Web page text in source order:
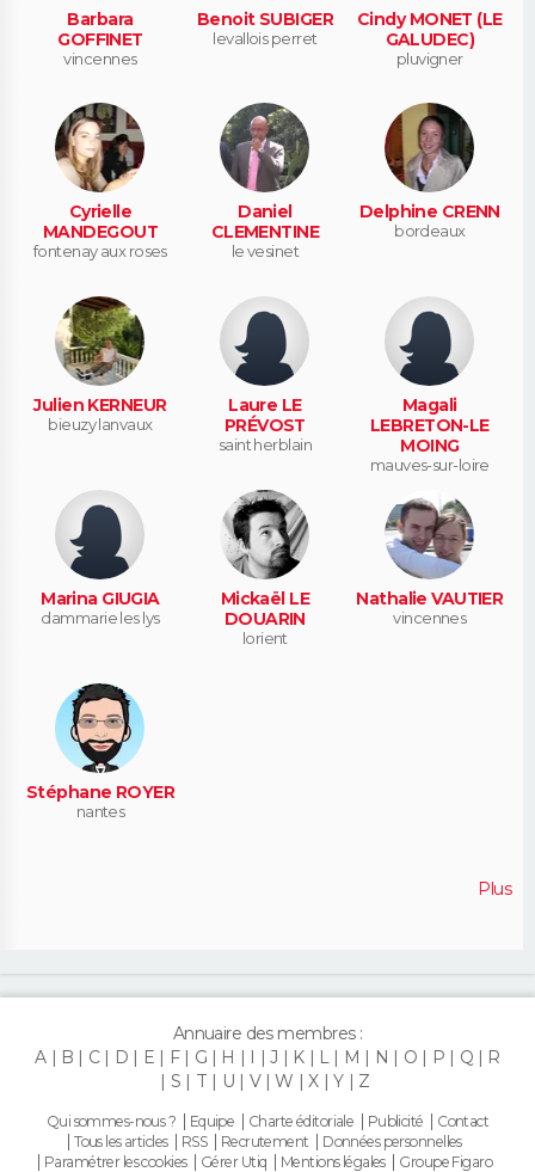
Barbara
GOFFINET
vincennes
Benoit SUBIGER
levallois perret
Cindy MONET (LE
GALUDEC)
pluvigner
Cyrielle
MANDEGOUT
fontenay aux roses
Daniel
CLEMENTINE
le vesinet
Delphine CRENN
bordeaux
Julien KERNEUR
bieuzy lanvaux
Laure LE
PRÉVOST
saint herblain
Magali
LEBRETON-LE
MOING
mauves-sur-loire
Marina GIUGIA
dammarie les lys
Mickaël LE
DOUARIN
lorient
Nathalie VAUTIER
vincennes
Stéphane ROYER
nantes
Plus
Annuaire des membres :
A
B C D E F G H I J K L M N O P Q
R
S
T U V W X Y Z
Qui sommes-nous ? Equipe Charte éditoriale Publicité
Contact
Tous les articles
RSS Recrutement
Données personnelles
Paramétrer les cookies
Gérer Utiq Mentions légales Groupe Figaro